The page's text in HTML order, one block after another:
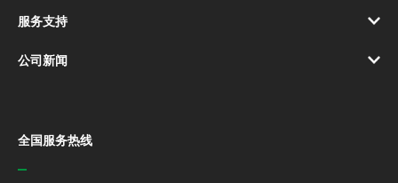
全国服务热线
服务支持
公司新闻